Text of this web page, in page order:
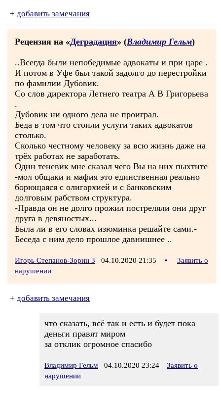
+ добавить замечания
Рецензия на «Деградация» (Владимир Гельм)
..Всегда были непобедимые адвокаты и при царе .
И потом в Уфе был такой задолго до перестройки
по фамилии Дубовик.
Со слов директора Летнего театра А В Григорьева
.
Дубовик ни одного дела не проиграл.
Беда в том что стоили услуги таких адвокатов
столько.
Сколько честному человеку за всю жизнь даже на
трёх работах не заработать.
Один теневик мне сказал чего Вы на них пыхтите
-мол общаки и мафия это единственная реально
борющаяся с олигархией и с банковским
долговым рабством структура.
-Правда он не долго прожил постреляли они друг
друга в девяностых...
Была ли в его словах изюминка решайте сами.-
Беседа с ним дело прошлое давнишнее ..
Игорь Степанов-Зорин 3 04.10.2020 21:35 •
Заявить о
нарушении
+ добавить замечания
что сказать, всё так и есть и будет пока
деньги правят миром
за отклик огромное спасибо
Владимир Гельм 04.10.2020 23:24
Заявить о
нарушении